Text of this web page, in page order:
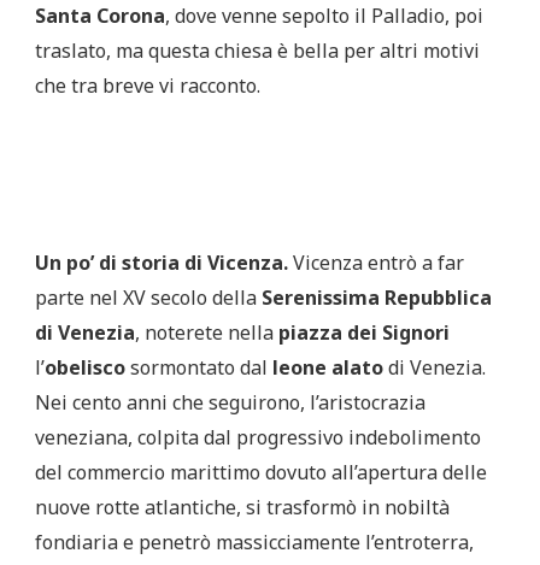
Santa Corona, dove venne sepolto il Palladio, poi
traslato, ma questa chiesa è bella per altri motivi
che tra breve vi racconto.
Un po’ di storia di Vicenza.Vicenza entrò a far
parte nel XV secolo della Serenissima Repubblica
di Venezia, noterete nella piazza dei Signori
l’obeliscosormontato dal leone alatodi Venezia.
Nei cento anni che seguirono, l’aristocrazia
veneziana, colpita dal progressivo indebolimento
del commercio marittimo dovuto all’apertura delle
nuove rotte atlantiche, si trasformò in nobiltà
fondiaria e penetrò massicciamente l’entroterra,